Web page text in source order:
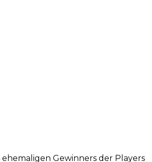
ehemaligen Gewinners der Players